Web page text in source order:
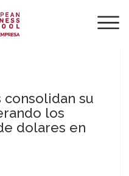
consolidan su
los
dolares en